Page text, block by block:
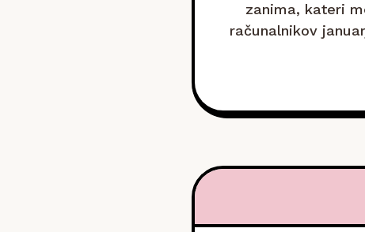
zanima, kateri
računalnikov
»Drži se«,